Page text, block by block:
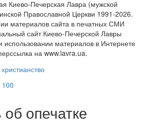
Киево-Печерская Лавра (мужской
Православной Церкви 1991-2026.
материалов сайта в печатных СМИ
сайт Киево-Печерской Лавры
использовании материалов в Интернете
на www.lavra.ua.
опечатке